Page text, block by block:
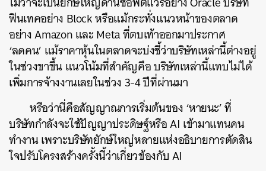
ฟินเทคอย่าง Block หรือแม้กระทั่งแนวหน้าของตลาด
อย่าง Amazon และ Meta ที่ตบเท้าออกมาประกาศ
‘ลดคน’ แม้ราคาหุ้นในตลาดจะบ่งชี้ว่าบริษัทเหล่านี้ต่างอยู่
ในช่วงขาขึ้น แนวโน้มที่สำคัญคือ บริษัทเหล่านี้แทบไม่ได้
เพิ่มการจ้างงานเลยในช่วง 3-4 ปีที่ผ่านมา
หรือว่านี่คือสัญญาณการเริ่มต้นของ ‘หายนะ’ ที่
บริษัทกำลังจะใช้ปัญญาประดิษฐ์หรือ AI เข้ามาแทนคน
ทำงาน เพราะบริษัทยักษ์ใหญ่หลายแห่งอธิบายการตัดสิน
ใจปรับโครงสร้างครั้งนี้ว่าเกี่ยวข้องกับ AI